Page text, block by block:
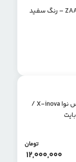
آیفون 16 پرو ظرفیت 256 گیگ پارت نامبر ZAA – رنگ سفید
گوشی iPhone 16 Pro max Mini برند ایکس نوا X-inova /
12,000,000
تومان